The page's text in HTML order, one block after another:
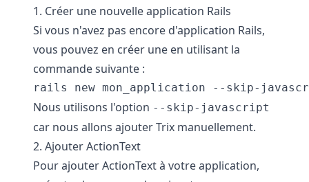
1. Créer une nouvelle application Rails
Si vous n'avez pas encore d'application Rails,
vous pouvez en créer une en utilisant la
commande suivante :
rails new mon_application --skip-
Nous utilisons l'option --skip-javascript
car nous allons ajouter Trix manuellement.
2. Ajouter ActionText
Pour ajouter ActionText à votre application,